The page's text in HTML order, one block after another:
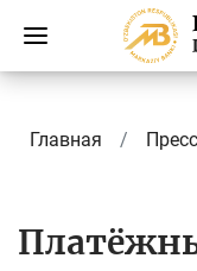
Главная